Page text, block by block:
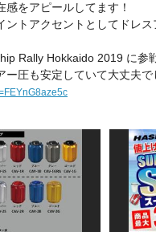
をアピールしてます！
トアクセントとしてドレス
Rally Hokkaido 2019 に参
圧も安定していて大丈夫で